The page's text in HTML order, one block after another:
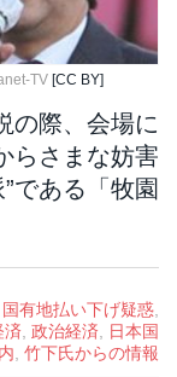
TV [CC BY]
の際、会場に
らさまな妨害
である「牧園
国有地払い下げ疑惑,
済, 政治経済, 日本国
内, 竹下氏からの情報